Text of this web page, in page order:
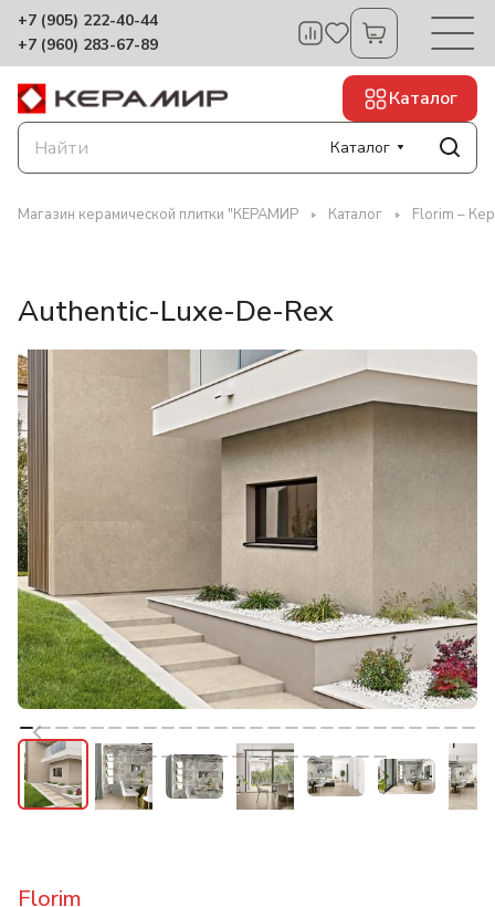
+7 (905) 222-40-44
+7 (960) 283-67-89
Каталог
Каталог
Магазин керамической плитки "КЕРАМИР Каталог Florim –
Authentic-Luxe-De-Rex
Florim